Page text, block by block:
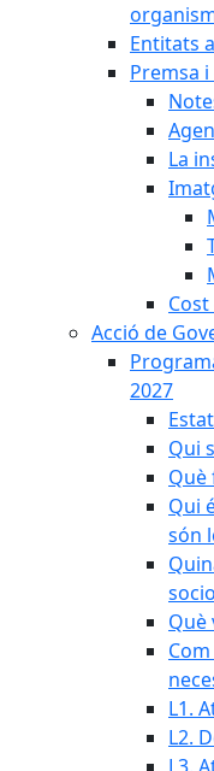
Entitats
Premsa
La
Acció de
2027
Qui
Què
Qui
són
Què
L1.
L2.